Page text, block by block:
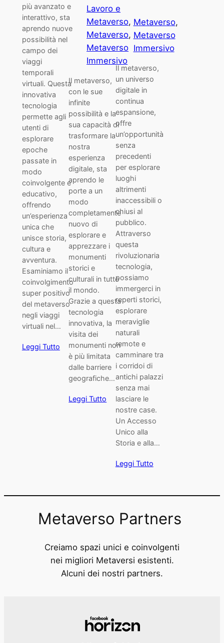
più avanzato e
interattivo, sta
aprendo nuove
possibilità nel
campo dei
viaggi
temporali
virtuali. Questa
innovativa
tecnologia
permette agli
utenti di
esplorare
epoche
passate in
modo
coinvolgente e
educativo,
offrendo
un’esperienza
unica che
unisce storia,
cultura e
avventura.
Esaminiamo il
coinvolgimento
super positivo
del metaverso
negli viaggi
virtuali nel…
Leggi Tutto
Lavoro e
Metaverso
Metaverso
Metaverso
Immersivo
Il metaverso,
con le sue
infinite
possibilità e la
sua capacità di
trasformare la
nostra
esperienza
digitale, sta
aprendo le
porte a un
modo
completamente
nuovo di
esplorare e
apprezzare i
monumenti
storici e
culturali in tutto
il mondo.
Grazie a questa
tecnologia
innovativa, la
visita dei
monumenti non
è più limitata
dalle barriere
geografiche…
Leggi Tutto
Metaverso
Metaverso
Immersivo
Il metaverso,
un universo
digitale in
continua
espansione,
offre
un’opportunità
senza
precedenti
per esplorare
luoghi
altrimenti
inaccessibili o
chiusi al
pubblico.
Attraverso
questa
rivoluzionaria
tecnologia,
possiamo
immergerci in
reperti storici,
esplorare
meraviglie
naturali
remote e
camminare tra
i corridoi di
antichi palazzi
senza mai
lasciare le
nostre case.
Un Accesso
Unico alla
Storia e alla…
Leggi Tutto
Metaverso Partners
Creiamo spazi unici e coinvolgenti
nei migliori Metaversi esistenti.
Alcuni dei nostri partners.